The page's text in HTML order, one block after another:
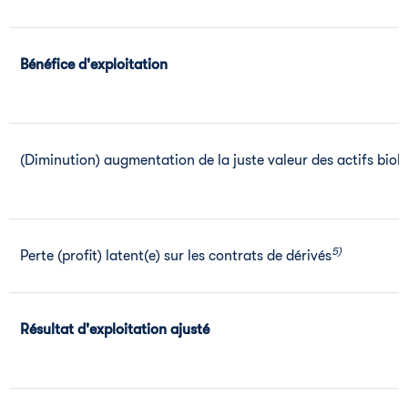
Bénéfice d'exploitation
(Diminution) augmentation de la juste valeur des actifs
Perte (profit) latent(e) sur les contrats de dérivés5)
Résultat d'exploitation ajusté